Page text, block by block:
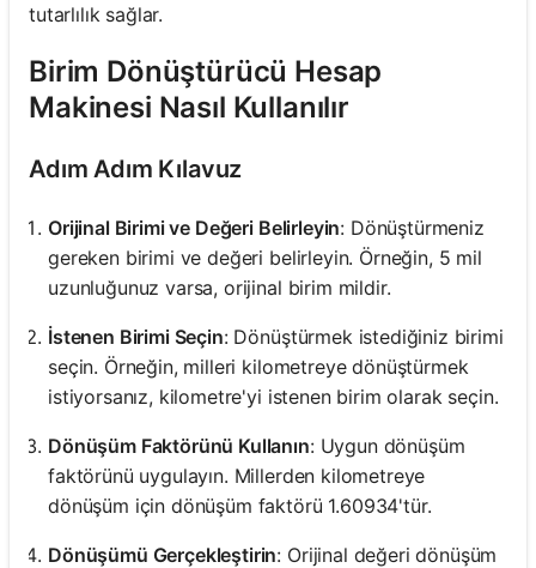
tutarlılık sağlar.
Birim Dönüştürücü Hesap
Makinesi Nasıl Kullanılır
Adım Adım Kılavuz
Orijinal Birimi ve Değeri Belirleyin: Dönüştürmeniz
gereken birimi ve değeri belirleyin. Örneğin, 5 mil
uzunluğunuz varsa, orijinal birim mildir.
İstenen Birimi Seçin: Dönüştürmek istediğiniz birimi
seçin. Örneğin, milleri kilometreye dönüştürmek
istiyorsanız, kilometre'yi istenen birim olarak seçin.
Dönüşüm Faktörünü Kullanın: Uygun dönüşüm
faktörünü uygulayın. Millerden kilometreye
dönüşüm için dönüşüm faktörü 1.60934'tür.
Dönüşümü Gerçekleştirin: Orijinal değeri dönüşüm